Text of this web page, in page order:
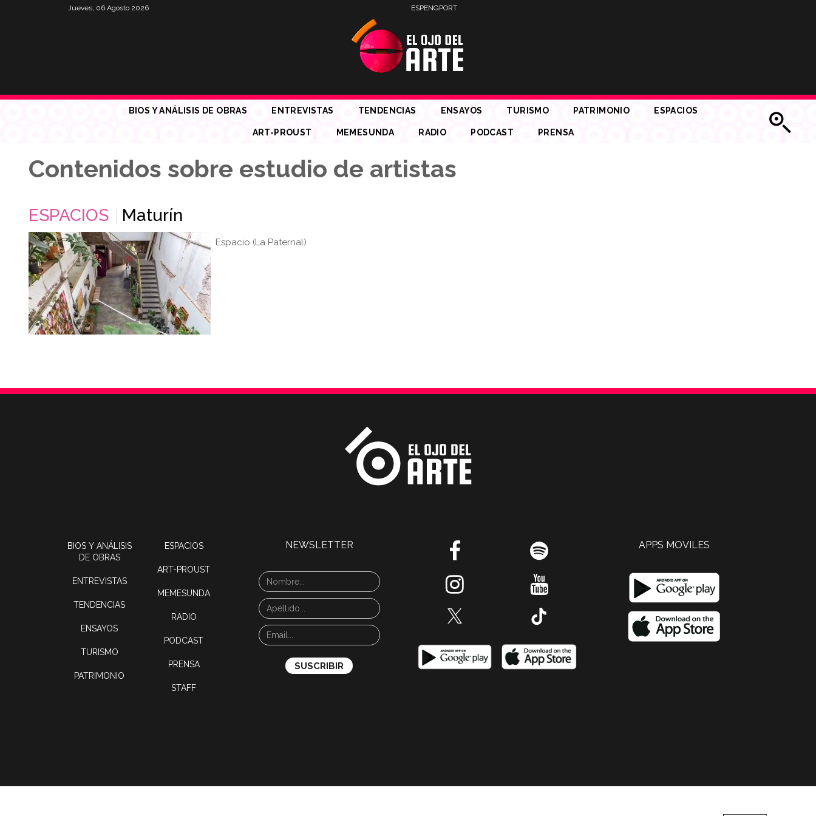
Jueves, 06 Agosto 2026 ESPENGPORT
BIOS Y ANÁLISIS DE OBRAS ENTREVISTAS TENDENCIAS ENSAYOS TURISMO PATRIMONIO ESPACIOS
ART-PROUST MEMESUNDA RADIO PODCAST PRENSA
Contenidos sobre estudio de artistas
ESPACIOS Maturín
Espacio (La Paternal)
BIOS Y ANÁLISIS
DE OBRAS
ENTREVISTAS
TENDENCIAS
ENSAYOS
TURISMO
PATRIMONIO
ESPACIOS
ART-PROUST
MEMESUNDA
RADIO
PODCAST
PRENSA
STAFF
NEWSLETTER APPS MOVILES